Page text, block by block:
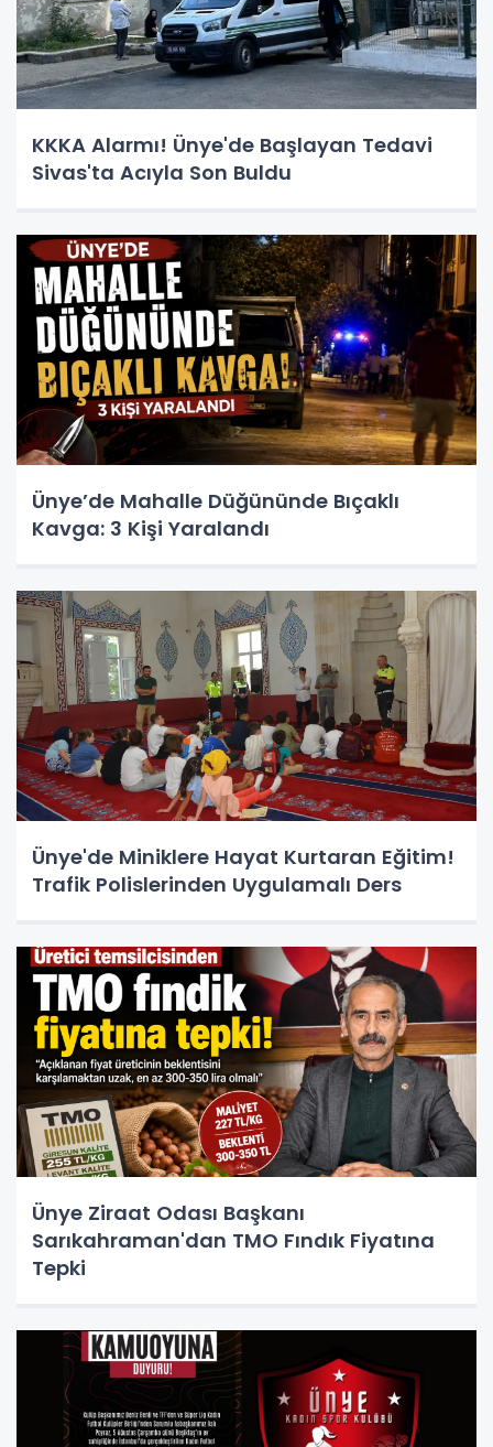
KKKA Alarmı! Ünye'de Başlayan Tedavi
Sivas'ta Acıyla Son Buldu
Ünye’de Mahalle Düğününde Bıçaklı
Kavga: 3 Kişi Yaralandı
Ünye'de Miniklere Hayat Kurtaran Eğitim!
Trafik Polislerinden Uygulamalı Ders
Ünye Ziraat Odası Başkanı
Sarıkahraman'dan TMO Fındık Fiyatına
Tepki